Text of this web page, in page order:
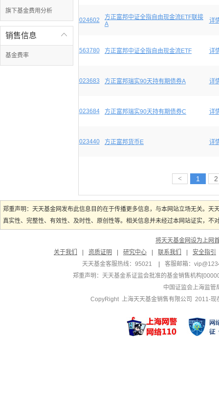
旗下基金费用分析

销售信息
基金费率
024602
方正富邦中证全指自由现金流ETF联接
A
详
563780 方正富邦中证全指自由现金流ETF 详
023683 方正富邦瑞实90天持有期债券A 详
023684 方正富邦瑞实90天持有期债券C 详
023440 方正富邦货币E 详
< 1 2
郑重声明：天天基金网发布此信息目的在于传播更多信息，与本网站立场无关。
真实性、完整性、有效性、及时性、原创性等。相关信息并未经过本网站证实，
将天天基金网设为上网
关于我们
资质证明 研究中心 联系我们
安全指引
天天基金客服热线：95021
客服邮箱：
郑重声明： 天天基金系证监会批准的基金销售机构
中国证监会上海监管
CopyRight 上海天天基金销售有限公司 2011-